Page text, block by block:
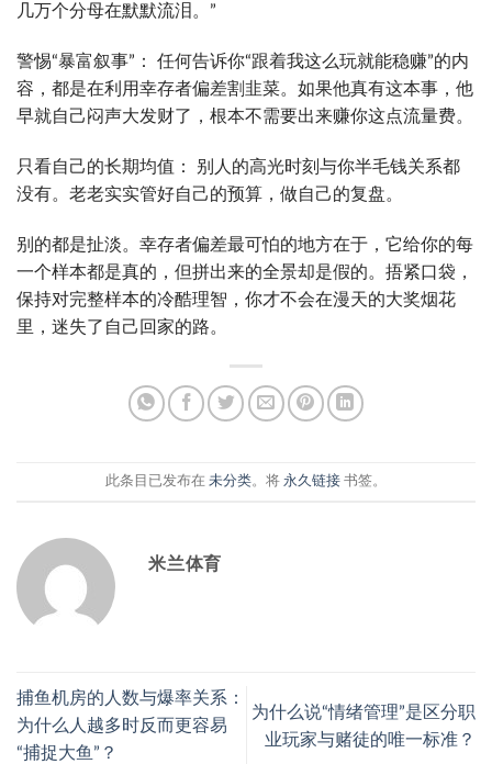
几万个分母在默默流泪。”
警惕“暴富叙事”： 任何告诉你“跟着我这么玩就能稳赚”的内
容，都是在利用幸存者偏差割韭菜。如果他真有这本事，他
早就自己闷声大发财了，根本不需要出来赚你这点流量费。
只看自己的长期均值： 别人的高光时刻与你半毛钱关系都
没有。老老实实管好自己的预算，做自己的复盘。
别的都是扯淡。幸存者偏差最可怕的地方在于，它给你的每
一个样本都是真的，但拼出来的全景却是假的。捂紧口袋，
保持对完整样本的冷酷理智，你才不会在漫天的大奖烟花
里，迷失了自己回家的路。
此条目已发布在 未分类。将 永久链接 书签。
米兰体育
捕鱼机房的人数与爆率关系：
为什么人越多时反而更容易
“捕捉大鱼”？
为什么说“情绪管理”是区分职
业玩家与赌徒的唯一标准？